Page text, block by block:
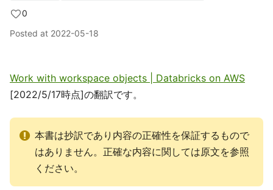
0
Posted at 2022-05-18
Work with workspace objects | Databricks on AWS
[2022/5/17時点]の翻訳です。
本書は抄訳であり内容の正確性を保証するもので
はありません。正確な内容に関しては原文を参照
ください。